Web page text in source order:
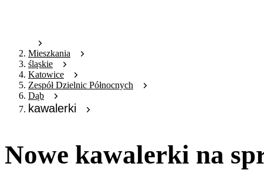
Mieszkania
śląskie
Katowice
Zespół Dzielnic Północnych
Dąb
kawalerki
Nowe kawalerki na